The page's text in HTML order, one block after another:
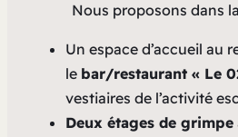
Nous proposons dans
Un espace d’accueil au
le bar/restaurant « Le
vestiaires de l’activité
Deux étages de grimpe